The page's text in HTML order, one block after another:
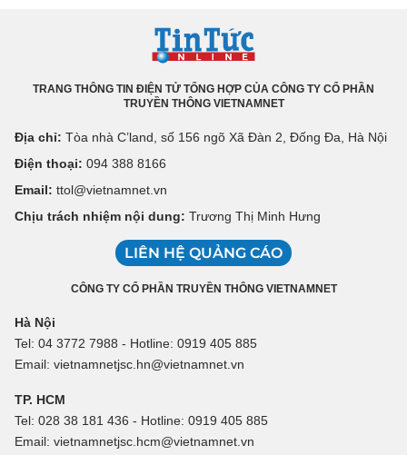
TRANG THÔNG TIN ĐIỆN TỬ TỔNG HỢP CỦA CÔNG TY CỔ PHẦN
TRUYỀN THÔNG VIETNAMNET
Địa chỉ: Tòa nhà C’land, số 156 ngõ Xã Đàn 2, Đống Đa, Hà Nội
Điện thoại: 094 388 8166
Email: ttol@vietnamnet.vn
Chịu trách nhiệm nội dung: Trương Thị Minh Hưng
LIÊN HỆ QUẢNG CÁO
CÔNG TY CỔ PHẦN TRUYỀN THÔNG VIETNAMNET
Hà Nội
Tel: 04 3772 7988 - Hotline: 0919 405 885
Email: vietnamnetjsc.hn@vietnamnet.vn
TP. HCM
Tel: 028 38 181 436 - Hotline: 0919 405 885
Email: vietnamnetjsc.hcm@vietnamnet.vn